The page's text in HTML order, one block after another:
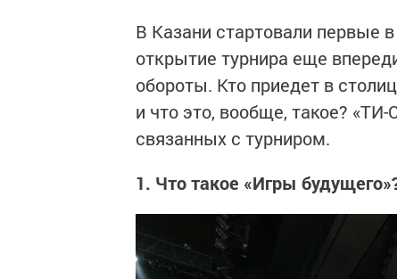
В Казани стартовали первые
открытие турнира еще
обороты. Кто приедет в
и что это, вообще, такое?
связанных с турниром.
1. Что такое «Игры